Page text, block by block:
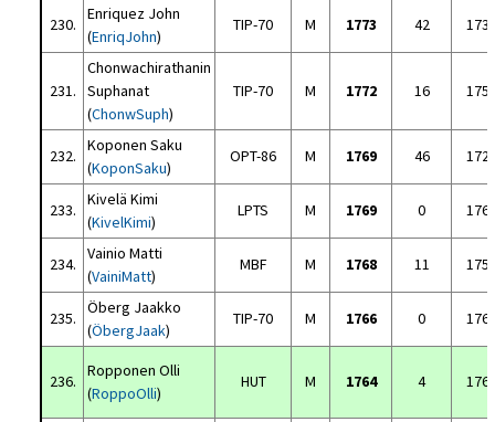
230.
Enriquez John
(EnriqJohn)
TIP-70 M 1773 42
231.
Chonwachirathanin
Suphanat
(ChonwSuph)
TIP-70 M 1772 16
232.
Koponen Saku
(KoponSaku)
OPT-86 M 1769 46
233.
Kivelä Kimi
(KivelKimi)
LPTS M 1769 0
234.
Vainio Matti
(VainiMatt)
MBF M 1768 11
235.
Öberg Jaakko
(ÖbergJaak)
TIP-70 M 1766 0
236.
Ropponen Olli
(RoppoOlli)
HUT M 1764 4